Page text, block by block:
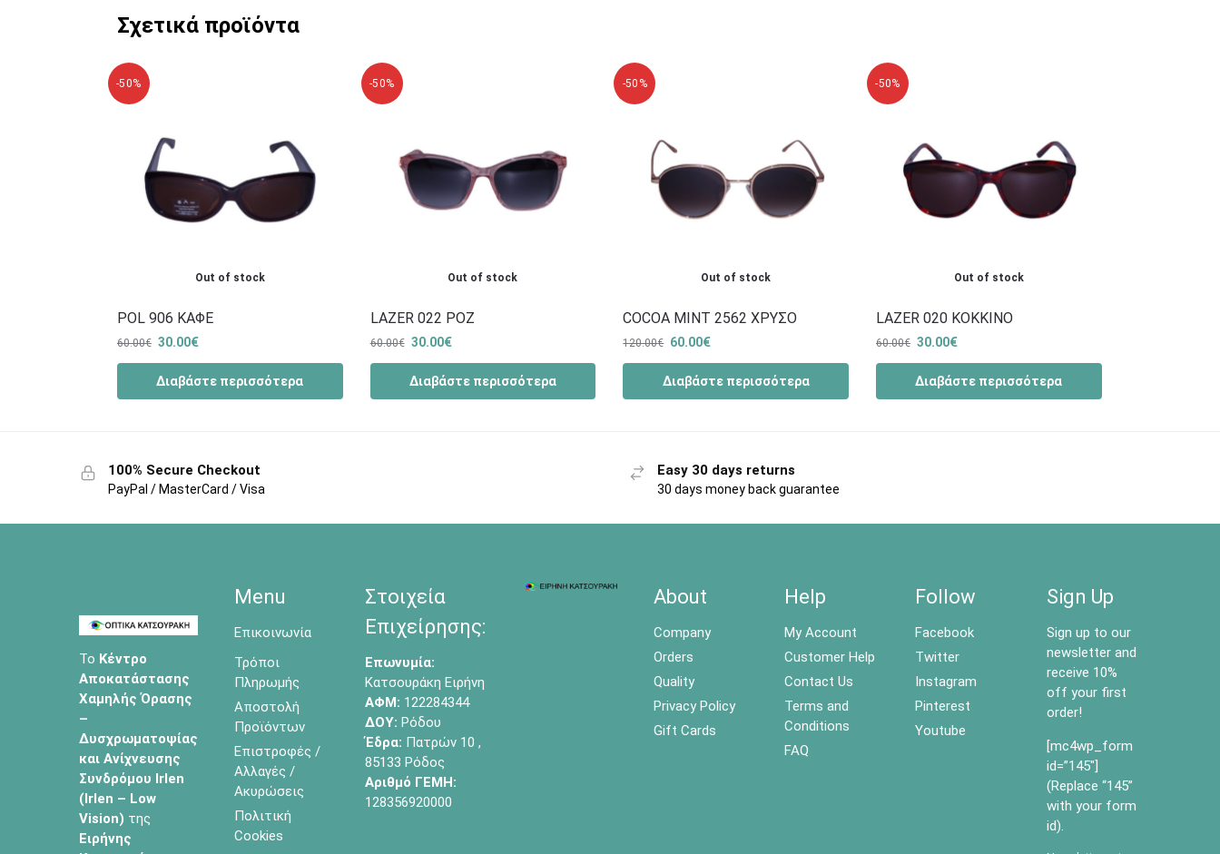
Σχετικά προϊόντα
-50%
Out of stock
POL 906 ΚΑΦΕ
60.00€ 30.00€
Διαβάστε περισσότερα
-50%
Out of stock
LAZER 022 ΡΟΖ
60.00€ 30.00€
Διαβάστε περισσότερα
-50%
Out of stock
COCOA MINT 2562 ΧΡΥΣΟ
120.00€ 60.00€
Διαβάστε περισσότερα
-50%
Out of stock
LAZER 020 ΚΟΚΚΙΝΟ
60.00€ 30.00€
Διαβάστε περισσότερα
100% Secure Checkout
PayPal / MasterCard / Visa
Easy 30 days returns
30 days money back guarantee
Το Κέντρο
Αποκατάστασης
Χαμηλής Όρασης
–
Δυσχρωματοψίας
και Ανίχνευσης
Συνδρόμου Irlen
(Irlen – Low
Vision) της
Ειρήνης
Menu
Επικοινωνία
Τρόποι
Πληρωμής
Αποστολή
Προϊόντων
Επιστροφές /
Αλλαγές /
Ακυρώσεις
Πολιτική
Cookies
Στοιχεία
Επιχείρησης:
Επωνυμία:
Κατσουράκη Ειρήνη
ΑΦΜ: 122284344
ΔΟΥ: Ρόδου
Έδρα: Πατρών 10 ,
85133 Ρόδος
Αριθμό ΓΕΜΗ:
128356920000
About
Company
Orders
Quality
Privacy Policy
Gift Cards
Help
My Account
Customer Help
Contact Us
Terms and
Conditions
FAQ
Follow
Facebook
Twitter
Instagram
Pinterest
Youtube
Sign Up
Sign up to our
newsletter and
receive 10%
off your first
order!
[mc4wp_form
id=”145″]
(Replace “145”
with your form
id).